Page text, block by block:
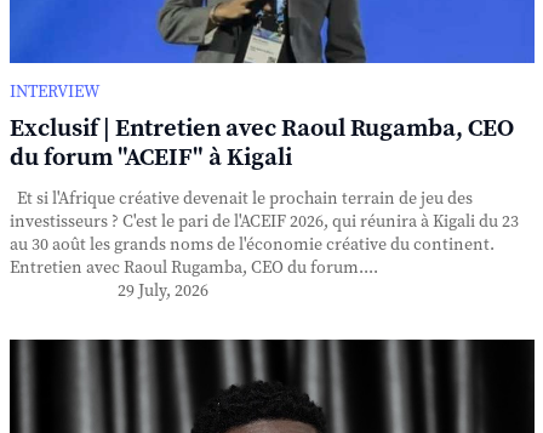
INTERVIEW
Exclusif | Entretien avec Raoul Rugamba, CEO
du forum "ACEIF" à Kigali
Et si l'Afrique créative devenait le prochain terrain de jeu des
investisseurs ? C'est le pari de l'ACEIF 2026, qui réunira à Kigali du 23
au 30 août les grands noms de l'économie créative du continent.
Entretien avec Raoul Rugamba, CEO du forum....
29 July, 2026